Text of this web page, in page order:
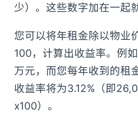
少）。这些数字加在一起
您可以将年租金除以物业
100，计算出收益率。例
万元，而您每年收到的租
收益率将为3.12%（即
x100）。